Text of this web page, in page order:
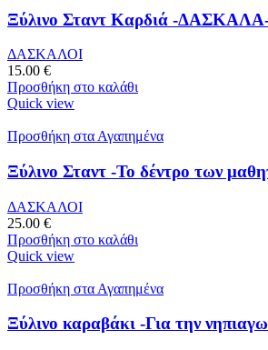
Ξύλινο Σταντ Καρδιά -
ΔΑΣΚΑΛΟΙ
15.00 €
Προσθήκη στο καλάθι
Quick view
Προσθήκη στα Αγαπημένα
Ξύλινο Σταντ -Το δέντρο των
ΔΑΣΚΑΛΟΙ
25.00 €
Προσθήκη στο καλάθι
Quick view
Προσθήκη στα Αγαπημένα
Ξύλινο καραβάκι -Για την